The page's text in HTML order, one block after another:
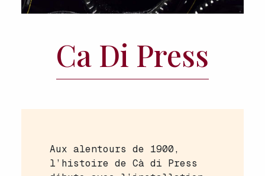
Ca Di Press
Aux alentours de 1900,
l’histoire de Cà di Press